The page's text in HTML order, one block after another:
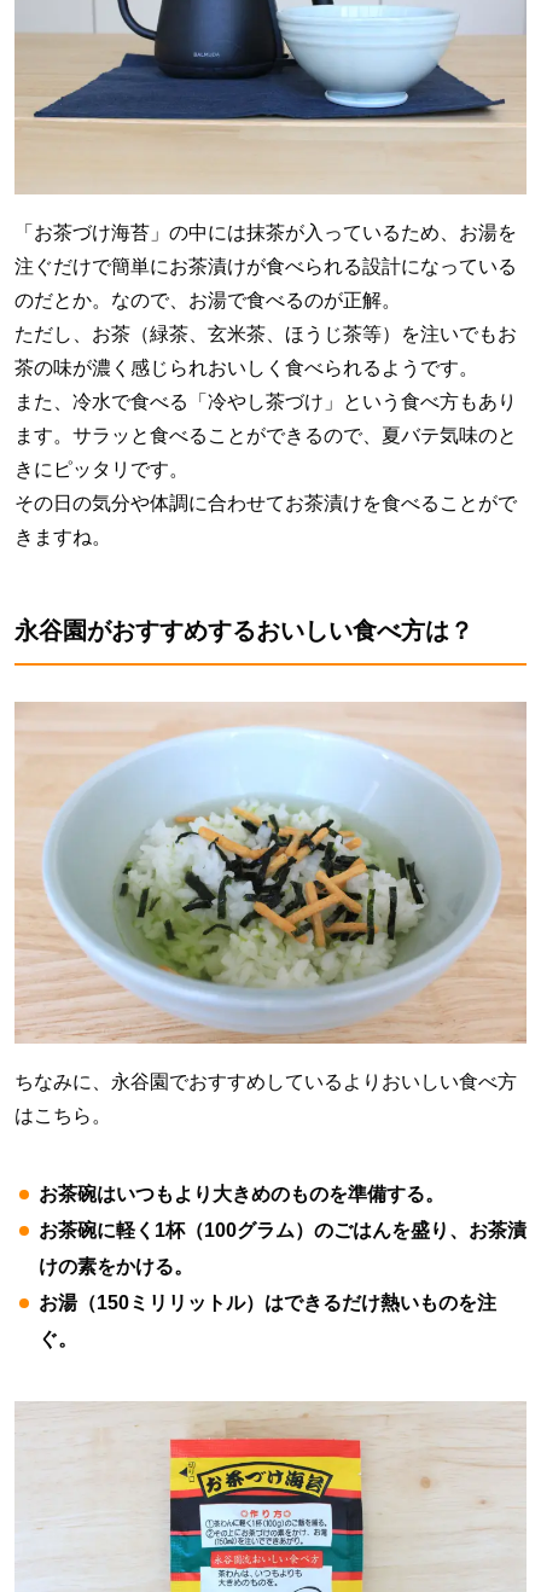
「お茶づけ海苔」の中には抹茶が入っているため、お湯を
注ぐだけで簡単にお茶漬けが食べられる設計になっている
のだとか。なので、お湯で食べるのが正解。
ただし、お茶（緑茶、玄米茶、ほうじ茶等）を注いでもお
茶の味が濃く感じられおいしく食べられるようです。
また、冷水で食べる「冷やし茶づけ」という食べ方もあり
ます。サラッと食べることができるので、夏バテ気味のと
きにピッタリです。
その日の気分や体調に合わせてお茶漬けを食べることがで
きますね。
永谷園がおすすめするおいしい食べ方は？
ちなみに、永谷園でおすすめしているよりおいしい食べ方
はこちら。
お茶碗はいつもより大きめのものを準備する。
お茶碗に軽く1杯（100グラム）のごはんを盛り、お茶漬
けの素をかける。
お湯（150ミリリットル）はできるだけ熱いものを注
ぐ。